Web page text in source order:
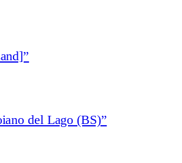
del Lago (BS)”